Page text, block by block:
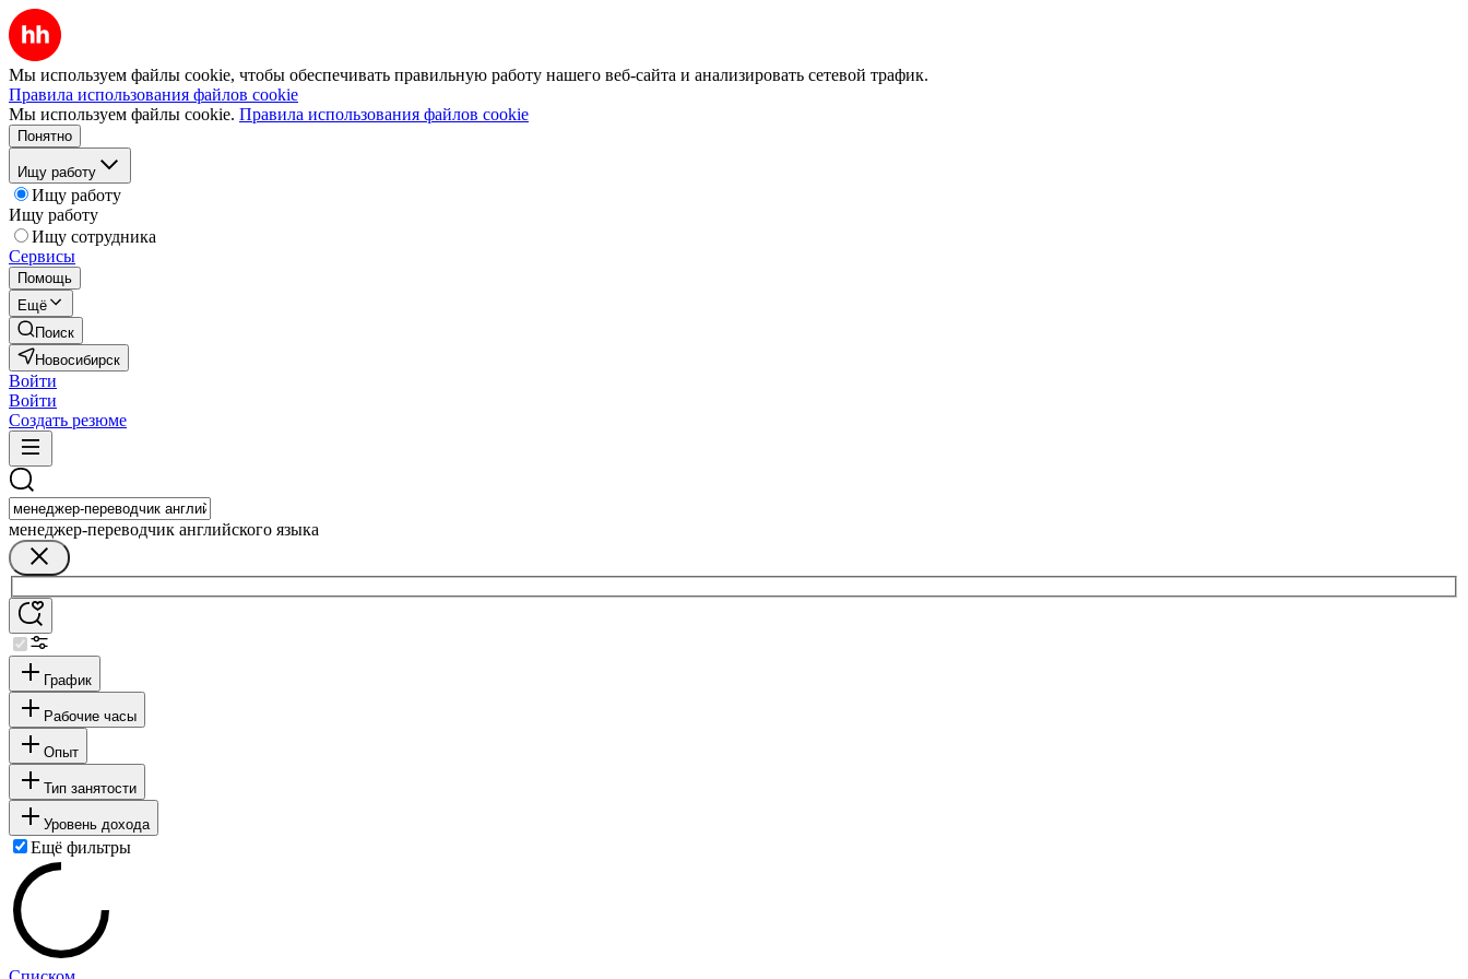
Мы используем файлы cookie, чтобы обеспечивать правильную работу нашего веб-сайта и анализировать сетевой трафик.
Правила использования файлов cookie
Мы используем файлы cookie. Правила использования файлов cookie
Понятно
Ищу работу
Ищу работу
Ищу работу
Ищу сотрудника
Сервисы
Помощь
Ещё
Поиск
Новосибирск
Войти
Войти
Создать резюме
менеджер-переводчик английского языка
График
Рабочие часы
Опыт
Тип занятости
Уровень дохода
Ещё фильтры